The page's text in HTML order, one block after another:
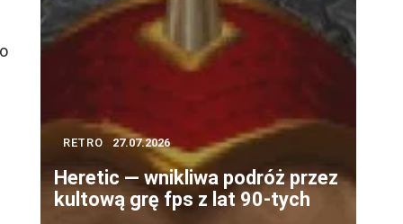
RETRO 27.07.2026
Heretic — wnikliwa podróż przez
kultową grę fps z lat 90-tych